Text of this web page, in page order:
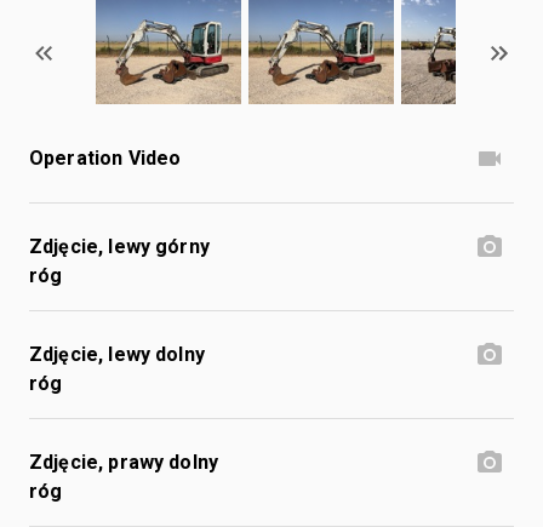
Operation Video
Zdjęcie, lewy górny
róg
Zdjęcie, lewy dolny
róg
Zdjęcie, prawy dolny
róg